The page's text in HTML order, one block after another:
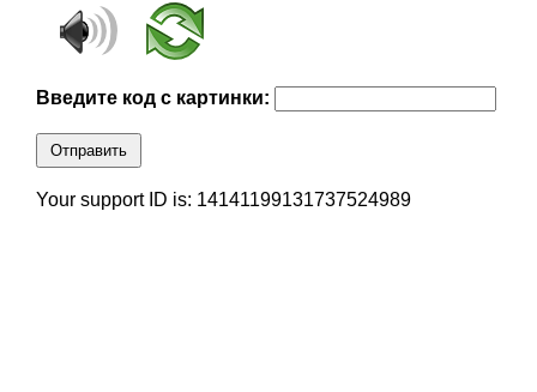
Введите код с картинки:
Отправить
Your support ID is: 14141199131737524989